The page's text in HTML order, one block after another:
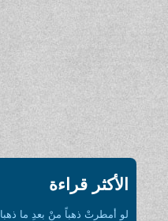
الأكثر قراءة
لو أمطرتْ ذهباً منْ بعدِ ما ذهبا